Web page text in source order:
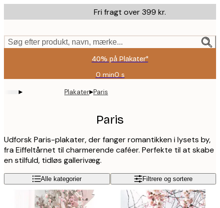
to
content.
Fri fragt over 399 kr.
Søg efter produkt, navn, mærke...
40% på Plakater*
0 min0 s
Gyldig
09
▸ Plakater▸Paris
Paris
Udforsk Paris-plakater, der fanger romantikken i lysets by,
fra Eiffeltårnet til charmerende caféer. Perfekte til at skabe
en stilfuld, tidløs gallerivæg.
Alle kategorier Filtrere og sortere